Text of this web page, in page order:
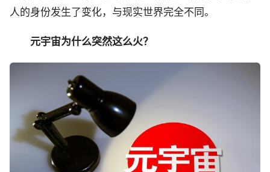
人的身份发生了变化，与现实世界完全不同。
元宇宙为什么突然这么火？